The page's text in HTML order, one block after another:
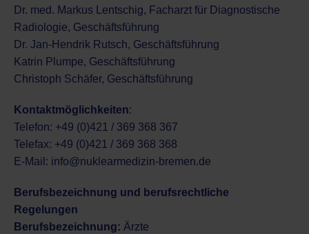
Dr. med. Markus Lentschig, Facharzt für Diagnostische
Radiologie, Geschäftsführung
Dr. Jan-Hendrik Rutsch, Geschäftsführung
Katrin Plumpe, Geschäftsführung
Christoph Schäfer, Geschäftsführung
Kontaktmöglichkeiten:
Telefon: +49 (0)421 / 369 368 367
Telefax: +49 (0)421 / 369 368 368
E-Mail: info@nuklearmedizin-bremen.de
Berufsbezeichnung und berufsrechtliche
Regelungen
Berufsbezeichnung: Ärzte